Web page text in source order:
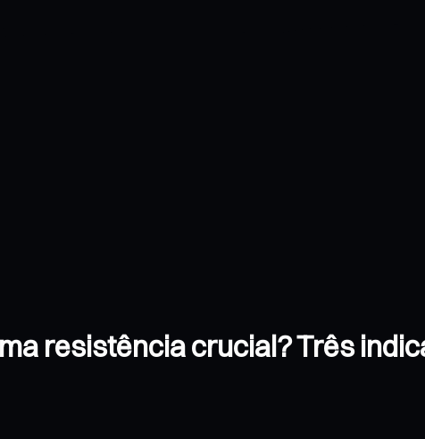
resistência crucial? Três